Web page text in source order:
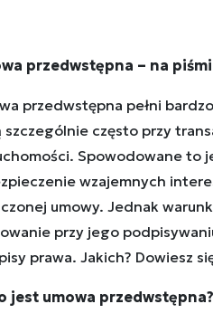
przedwstępna – na
przedwstępna pełni
szczególnie często przy
Spowodowane to
wzajemnych
umowy. Jednak
przy jego
prawa. Jakich? Dowiesz
jest umowa przedwstępna?